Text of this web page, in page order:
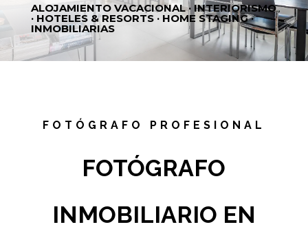
ALOJAMIENTO VACACIONAL · INTERIORISMO
· HOTELES & RESORTS · HOME STAGING ·
INMOBILIARIAS
FOTÓGRAFO PROFESIONAL
FOTÓGRAFO
INMOBILIARIO EN